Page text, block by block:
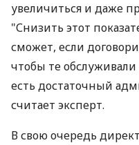
увеличиться и даже
"Снизить этот
сможет, если
чтобы те обслуживали
есть достаточный
считает эксперт.
В свою очередь